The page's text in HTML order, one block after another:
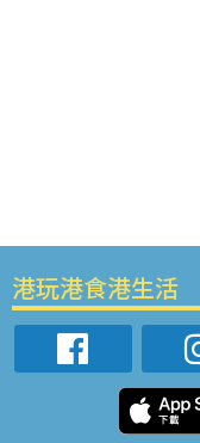
港玩港食港生活